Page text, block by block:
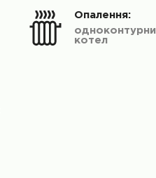
котел
Опалення: